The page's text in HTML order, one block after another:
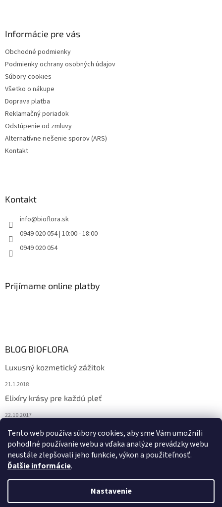
Tento web používa súbory cookies, aby sme Vám umožnili
pohodlné používanie webu a vďaka analýze prevádzky webu
neustále zlepšovali jeho funkcie, výkon a použiteľnosť.
Ďalšie informácie.
Nastavenie
Informácie pre vás
Obchodné podmienky
Podmienky ochrany osobných údajov
Súbory cookies
Všetko o nákupe
Doprava platba
Reklamačný poriadok
Odstúpenie od zmluvy
Alternatívne riešenie sporov (ARS)
Kontakt
Kontakt
info@bioflora.sk
0949 020 054 | 10:00 - 18:00
0949 020 054
Prijímame online platby
BLOG BIOFLORA
Luxusný kozmetický zážitok
21.1.2018
Elixíry krásy pre každú pleť
22.10.2017
Spoznajte prírodnú kozmetiku Sante
10.10.2017